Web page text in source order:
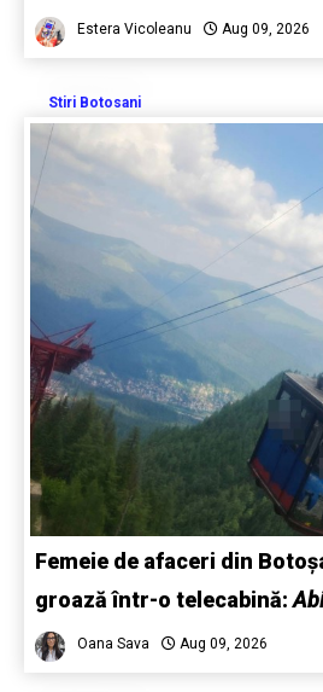
Estera Vicoleanu Aug 09, 2026
Stiri Botosani
Femeie de afaceri din
groază într-o telecabină:
Oana Sava Aug 09, 2026